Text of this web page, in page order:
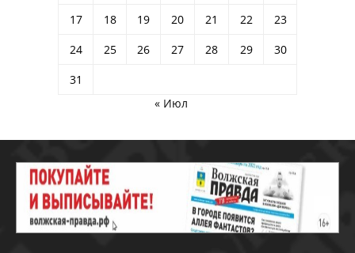
17
18 19 20 21 22
23
24
25 26 27 28 29
30
31
« Июл